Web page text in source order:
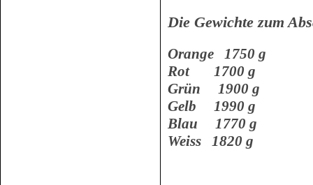
Die Gewichte zum
Orange 1750 g
Rot 1700 g
Grün 1900 g
Gelb 1990 g
Blau 1770 g
Weiss 1820 g